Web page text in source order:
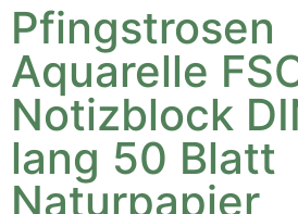
Pfingstrosen
Aquarelle
Notizblock
lang 50 Blatt
Naturpapier